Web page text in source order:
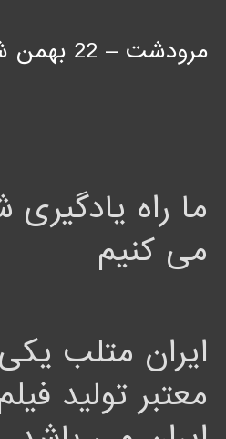
مرودشت – 22 بهمن شمالی
ما راه یادگیری
می کنیم
ایران متلب
معتبر تولید